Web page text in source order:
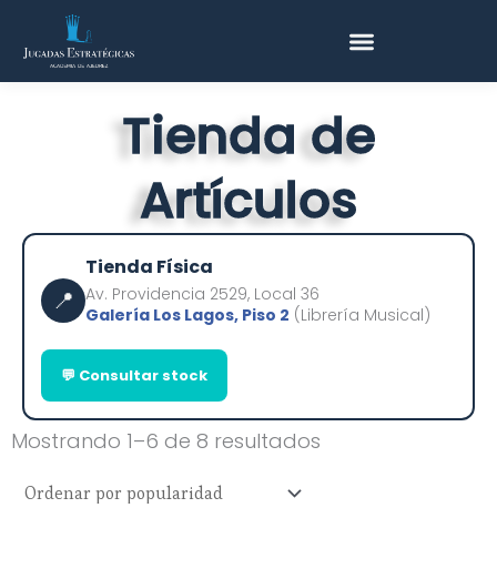
contenido
Tienda de
Artículos
📍
Tienda Física
Av. Providencia 2529, Local 36
Galería Los Lagos, Piso 2 (Librería Musical)
💬 Consultar stock
Mostrando 1–6 de 8 resultados